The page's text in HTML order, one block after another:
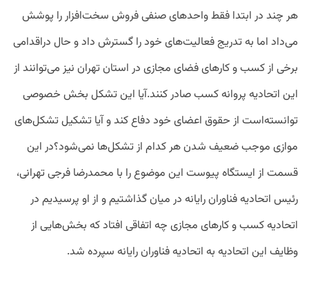
هر چند در ابتدا فقط واحدهای صنفی فروش سخت‌افزار را پوشش
می‌داد اما به تدریج فعالیت‌های خود را گسترش داد و حال دراقدامی
برخی از کسب و کارهای فضای مجازی در استان تهران نیز می‌توانند از
این اتحادیه پروانه کسب صادر کنند.آیا این تشکل بخش خصوصی
توانسته‌است از حقوق اعضای خود دفاع کند و آیا تشکیل تشکل‌های
موازی موجب ضعیف شدن هر کدام از تشکل‌ها نمی‌شود؟در این
قسمت از ایستگاه پیوست این موضوع را با محمدرضا فرجی تهرانی،
رئیس اتحادیه فناوران رایانه در میان گذاشتیم و از او پرسیدیم در
اتحادیه کسب و کارهای مجازی چه اتفاقی افتاد که بخش‌هایی از
وظایف این اتحادیه به اتحادیه فناوران رایانه سپرده شد.